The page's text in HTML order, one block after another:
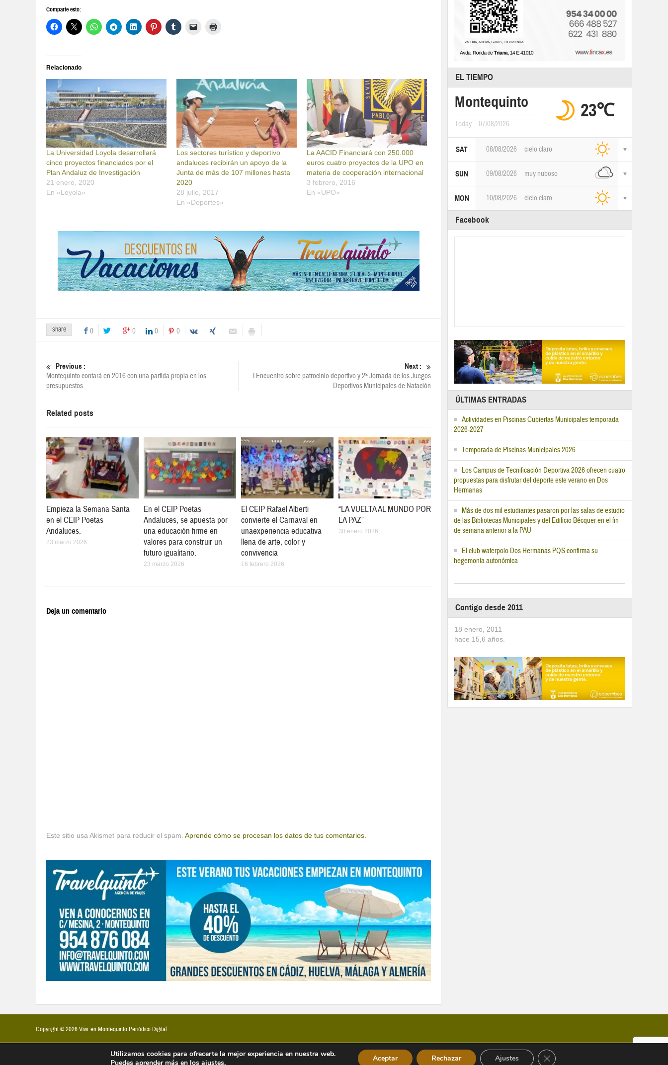
Comparte esto:
Relacionado
La Universidad Loyola desarrollará
cinco proyectos financiados por el
Plan Andaluz de Investigación
21 enero, 2020
En «Loyola»
Los sectores turístico y deportivo
andaluces recibirán un apoyo de la
Junta de más de 107 millones hasta
2020
28 julio, 2017
En «Deportes»
La AACID Financiará con 250.000
euros cuatro proyectos de la UPO en
materia de cooperación internacional
3 febrero, 2016
En «UPO»
share 0 0 0 0
Previous :
Montequinto contará en 2016 con una partida propia en los
presupuestos
Next :
I Encuentro sobre patrocinio deportivo y 2ª Jornada de los Juegos
Deportivos Municipales de Natación
Related posts
Empieza la Semana Santa
en el CEIP Poetas
Andaluces.
23 marzo 2026
En el CEIP Poetas
Andaluces, se apuesta por
una educación firme en
valores para construir un
futuro igualitario.
23 marzo 2026
El CEIP Rafael Alberti
convierte el Carnaval en
unaexperiencia educativa
llena de arte, color y
convivencia
16 febrero 2026
“LA VUELTA AL MUNDO POR
LA PAZ”
30 enero 2026
Deja un comentario
Este sitio usa Akismet para reducir el spam. Aprende cómo se procesan los datos de tus comentarios.
EL TIEMPO
Montequinto
Today 07/08/2026
23℃
SAT 08/08/2026 cielo claro
SUN 09/08/2026 muy nuboso
MON 10/08/2026 cielo claro
Facebook
ÚLTIMAS ENTRADAS
Actividades en Piscinas Cubiertas Municipales temporada
2026-2027
Temporada de Piscinas Municipales 2026
Los Campus de Tecnificación Deportiva 2026 ofrecen cuatro
propuestas para disfrutar del deporte este verano en Dos
Hermanas
Más de dos mil estudiantes pasaron por las salas de estudio
de las Bibliotecas Municipales y del Edificio Bécquer en el fin
de semana anterior a la PAU
El club waterpolo Dos Hermanas PQS confirma su
hegemonía autonómica
Contigo desde 2011
18 enero, 2011
hace 15,6 años.
Copyright © 2026 Vivir en Montequinto Periódico Digital
Utilizamos cookies para ofrecerte la mejor experiencia en nuestra web.
Puedes aprender más en losajustes. Aceptar Rechazar Ajustes Cerrar el banner de cookies RGPD